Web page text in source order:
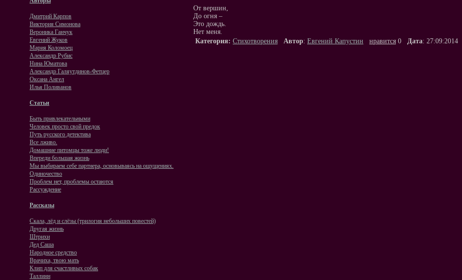
Дмитрий Карпов
Виктория Симонова
Вероника Ганчук
Евгений Жуков
Мария Коломоец
Александр Рубис
Нина Юматова
Александр Галяутдинов-Фетцер
Оксана Ангел
Илья Поливанов
Статьи
Быть привлекательными
Человек просто свой предок
Путь русского детектива
Все лживо.
Домашние питомцы тоже люди!
Впереди большая жизнь
Мы выбираем себе партнера, основываясь на ощущениях.
Одиночество
Проблем нет, проблемы остаются
Рассуждение
Рассказы
Скала, лёд и слёзы (трилогия небольших повестей)
Другая жизнь
Штрихи
Дед Саша
Народное средство
Врачиха, твою мать
Клип для счастливых собак
Таллинн
От вершин,
До огня –
Это дождь.
Нет меня.
Категория: Стихотворения Автор: Евгений Капустин нравится 0 Дата: 27:09:2014